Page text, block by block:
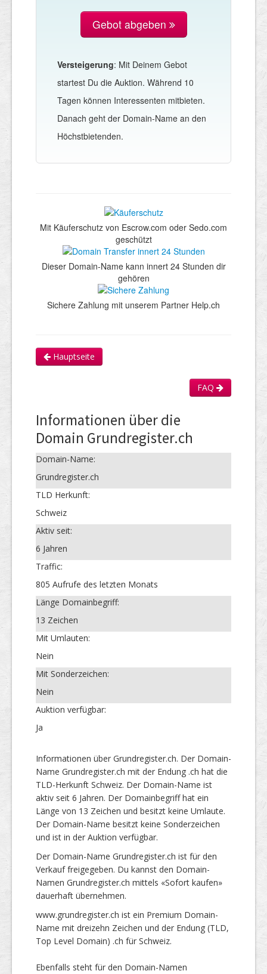
Gebot abgeben
Versteigerung: Mit Deinem Gebot
startest Du die Auktion. Während 10
Tagen können Interessenten mitbieten.
Danach geht der Domain-Name an den
Höchstbietenden.
Mit Käuferschutz von Escrow.com oder Sedo.com
geschützt
Dieser Domain-Name kann innert 24 Stunden dir
gehören
Sichere Zahlung mit unserem Partner Help.ch
Hauptseite
FAQ
Informationen über die
Domain Grundregister.ch
Domain-Name:
Grundregister.ch
TLD Herkunft:
Schweiz
Aktiv seit:
6 Jahren
Traffic:
805 Aufrufe des letzten Monats
Länge Domainbegriff:
13 Zeichen
Mit Umlauten:
Nein
Mit Sonderzeichen:
Nein
Auktion verfügbar:
Ja
Informationen über Grundregister.ch. Der Domain-
Name Grundregister.ch mit der Endung .ch hat die
TLD-Herkunft Schweiz. Der Domain-Name ist
aktiv seit 6 Jahren. Der Domainbegriff hat ein
Länge von 13 Zeichen und besitzt keine Umlaute.
Der Domain-Name besitzt keine Sonderzeichen
und ist in der Auktion verfügbar.
Der Domain-Name Grundregister.ch ist für den
Verkauf freigegeben. Du kannst den Domain-
Namen Grundregister.ch mittels «Sofort kaufen»
dauerhaft übernehmen.
www.grundregister.ch ist ein Premium Domain-
Name mit dreizehn Zeichen und der Endung (TLD,
Top Level Domain) .ch für Schweiz.
Ebenfalls steht für den Domain-Namen